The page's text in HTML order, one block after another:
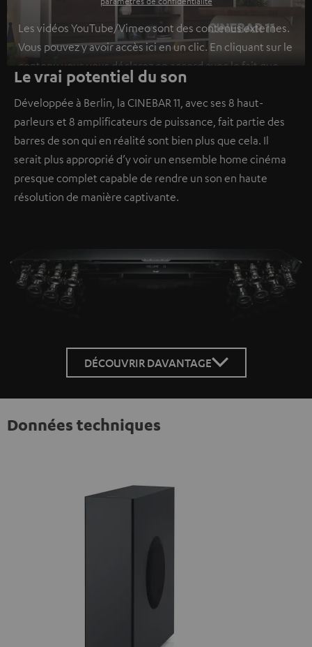
Les vidéos YouTube/Vimeo sont des contenus externes.
Vous pouvez y avoir accès ici en un clic. En cliquant sur le
contenu vous vous déclarez en accord avec le fait que
l’on vous montre des contenus extérieurs. Les données
individuelles peuvent être transmises à une plateforme
tierce.Vous en apprendrez davantage dans notre
politique de confidentialité.
Le vrai potentiel du son
Développée à Berlin, la CINEBAR 11, avec ses 8 haut-
parleurs et 8 amplificateurs de puissance, fait partie des
barres de son qui en réalité sont bien plus que cela. Il
serait plus approprié d’y voir un ensemble home cinéma
presque complet capable de rendre un son en haute
résolution de manière captivante.
DÉCOUVRIR DAVANTAGE
Données techniques